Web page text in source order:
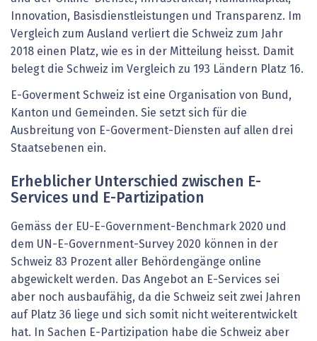
Innovation, Basisdienstleistungen und Transparenz. Im
Vergleich zum Ausland verliert die Schweiz zum Jahr
2018 einen Platz, wie es in der Mitteilung heisst. Damit
belegt die Schweiz im Vergleich zu 193 Ländern Platz 16.
E-Goverment Schweiz ist eine Organisation von Bund,
Kanton und Gemeinden. Sie setzt sich für die
Ausbreitung von E-Goverment-Diensten auf allen drei
Staatsebenen ein.
Erheblicher Unterschied zwischen E-
Services und E-Partizipation
Gemäss der EU-E-Government-Benchmark 2020 und
dem UN-E-Government-Survey 2020 können in der
Schweiz 83 Prozent aller Behördengänge online
abgewickelt werden. Das Angebot an E-Services sei
aber noch ausbaufähig, da die Schweiz seit zwei Jahren
auf Platz 36 liege und sich somit nicht weiterentwickelt
hat. In Sachen E-Partizipation habe die Schweiz aber